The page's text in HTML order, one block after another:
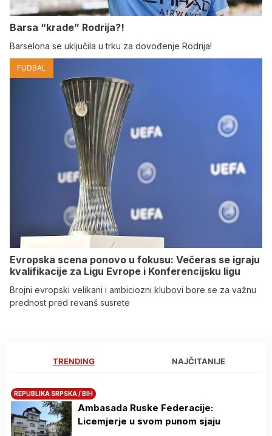
Barsa “krade” Rodrija?!
Barselona se uključila u trku za dovođenje Rodrija!
FUDBAL
Evropska scena ponovo u fokusu: Večeras se igraju
kvalifikacije za Ligu Evrope i Konferencijsku ligu
Brojni evropski velikani i ambiciozni klubovi bore se za važnu
prednost pred revanš susrete
TRENDING NAJČITANIJE
REPUBLIKA SRPSKA / BIH
Ambasada Ruske Federacije:
Licemjerje u svom punom sjaju